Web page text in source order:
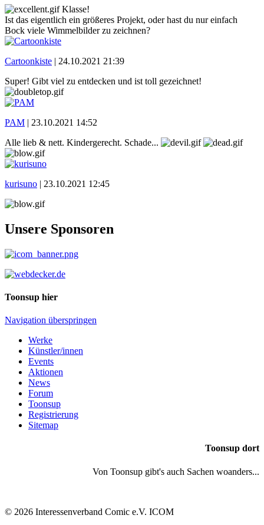
Klasse!
Ist das eigentlich ein größeres Projekt, oder hast du nur einfach
Bock viele Wimmelbilder zu zeichnen?
Cartoonkiste | 24.10.2021 21:39
Super! Gibt viel zu entdecken und ist toll gezeichnet!
PAM | 23.10.2021 14:52
Alle lieb & nett. Kindergerecht. Schade...
kurisuno | 23.10.2021 12:45
Unsere Sponsoren
Toonsup hier
Navigation überspringen
Werke
Künstler/innen
Events
Aktionen
News
Forum
Toonsup
Registrierung
Sitemap
Toonsup dort
Von Toonsup gibt's auch Sachen woanders...
© 2026 Interessenverband Comic e.V. ICOM